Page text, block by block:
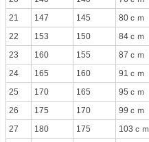
21
147 145 80ｃｍ
22
153 150 84ｃｍ
23
160 155 87ｃｍ
24
165 160 91ｃｍ
25
170 165 95ｃｍ
26
175 170 99ｃｍ
27
180 175 103ｃｍ